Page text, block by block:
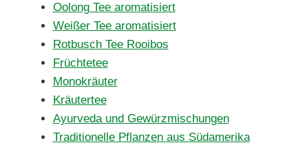
Oolong Tee aromatisiert
Weißer Tee aromatisiert
Rotbusch Tee Rooibos
Früchtetee
Monokräuter
Kräutertee
Ayurveda und Gewürzmischungen
Traditionelle Pflanzen aus Südamerika